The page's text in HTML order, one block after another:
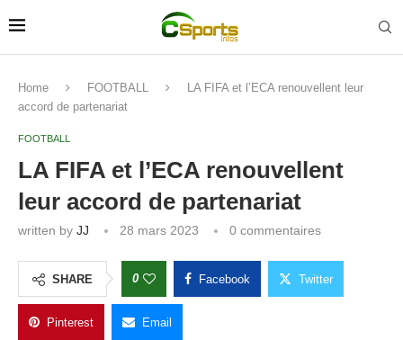
Home FOOTBALL
LA FIFA et l’ECA renouvellent leur
accord de partenariat
FOOTBALL
LA FIFA et l’ECA renouvellent
leur accord de partenariat
written by JJ 28 mars 2023 0 commentaires
SHARE 0 Facebook Twitter
Pinterest Email